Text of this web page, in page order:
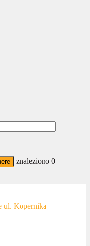
znaleziono 0
ul. Kopernika